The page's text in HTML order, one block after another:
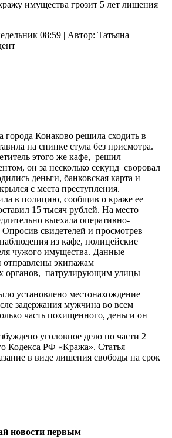
имущества грозит 5 лет лишения
08:59 | Автор: Татьяна
города Конаково решила сходить в
на спинке стула без присмотра.
этого же кафе, решил
он за несколько секунд своровал
деньги, банковская карта и
с места преступления.
в полицию, сообщив о краже ее
15 тысяч рублей. На место
выехала оперативно-
Опросив свидетелей и просмотрев
из кафе, полицейские
чужого имущества. Данные
отправлены экипажам
органов, патрулирующим улицы
установлено местонахождение
задержания мужчина во всем
часть похищенного, деньги он
уголовное дело по части 2
Кодекса РФ «Кража». Статья
в виде лишения свободы на срок
новости первым